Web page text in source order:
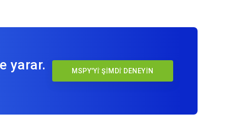
yarar. MSPY'Yİ ŞİMDİ DENEYİN